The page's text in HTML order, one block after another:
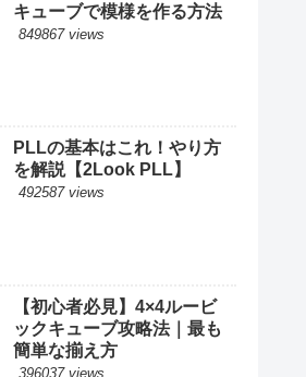
キューブで模様を作る方法
849867 views
PLLの基本はこれ！やり方
を解説【2Look PLL】
492587 views
【初心者必見】4×4ルービ
ックキューブ攻略法｜最も
簡単な揃え方
396037 views